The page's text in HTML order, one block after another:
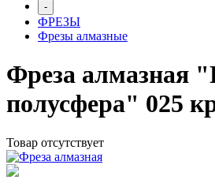
-
ФРЕЗЫ
Фрезы алмазные
Фреза алмазная
полусфера" 025
Товар отсутствует